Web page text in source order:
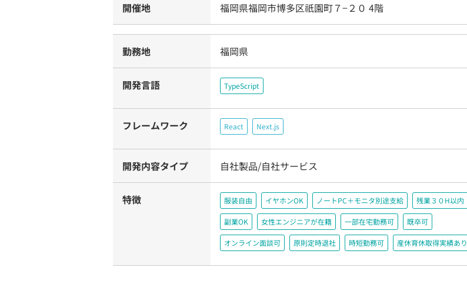
開催地 福岡県福岡市博多区祇園町７−２０ 4階
勤務地 福岡県
開発言語 TypeScript
フレームワーク React Next.js
開発内容タイプ 自社製品/自社サービス
特徴 服装自由 イヤホンOK ノートPC＋モニタ別途支給 残業３０H以内
副業OK 女性エンジニアが在籍 一部在宅勤務可 既卒可
オンライン面談可 原則定時退社 時短勤務可 産休育休取得実績あり